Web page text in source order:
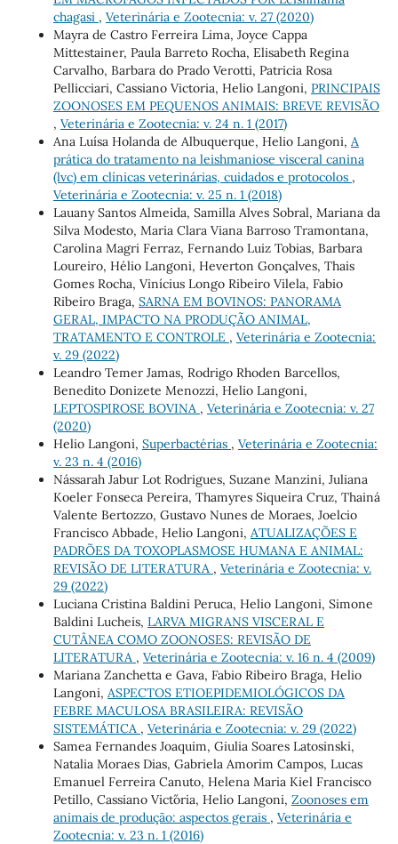
chagasi , Veterinária e Zootecnia: v. 27 (2020)
Mayra de Castro Ferreira Lima, Joyce Cappa
Mittestainer, Paula Barreto Rocha, Elisabeth Regina
Carvalho, Barbara do Prado Verotti, Patricia Rosa
Pellicciari, Cassiano Victoria, Helio Langoni, PRINCIPAIS
ZOONOSES EM PEQUENOS ANIMAIS: BREVE REVISÃO
, Veterinária e Zootecnia: v. 24 n. 1 (2017)
Ana Luísa Holanda de Albuquerque, Helio Langoni, A
prática do tratamento na leishmaniose visceral canina
(lvc) em clínicas veterinárias, cuidados e protocolos ,
Veterinária e Zootecnia: v. 25 n. 1 (2018)
Lauany Santos Almeida, Samilla Alves Sobral, Mariana da
Silva Modesto, Maria Clara Viana Barroso Tramontana,
Carolina Magri Ferraz, Fernando Luiz Tobias, Barbara
Loureiro, Hélio Langoni, Heverton Gonçalves, Thais
Gomes Rocha, Vinícius Longo Ribeiro Vilela, Fabio
Ribeiro Braga, SARNA EM BOVINOS: PANORAMA
GERAL, IMPACTO NA PRODUÇÃO ANIMAL,
TRATAMENTO E CONTROLE , Veterinária e Zootecnia:
v. 29 (2022)
Leandro Temer Jamas, Rodrigo Rhoden Barcellos,
Benedito Donizete Menozzi, Helio Langoni,
LEPTOSPIROSE BOVINA , Veterinária e Zootecnia: v. 27
(2020)
Helio Langoni, Superbactérias , Veterinária e Zootecnia:
v. 23 n. 4 (2016)
Nássarah Jabur Lot Rodrigues, Suzane Manzini, Juliana
Koeler Fonseca Pereira, Thamyres Siqueira Cruz, Thainá
Valente Bertozzo, Gustavo Nunes de Moraes, Joelcio
Francisco Abbade, Helio Langoni, ATUALIZAÇÕES E
PADRÕES DA TOXOPLASMOSE HUMANA E ANIMAL:
REVISÃO DE LITERATURA , Veterinária e Zootecnia: v.
29 (2022)
Luciana Cristina Baldini Peruca, Helio Langoni, Simone
Baldini Lucheis, LARVA MIGRANS VISCERAL E
CUTÂNEA COMO ZOONOSES: REVISÃO DE
LITERATURA , Veterinária e Zootecnia: v. 16 n. 4 (2009)
Mariana Zanchetta e Gava, Fabio Ribeiro Braga, Helio
Langoni, ASPECTOS ETIOEPIDEMIOLÓGICOS DA
FEBRE MACULOSA BRASILEIRA: REVISÃO
SISTEMÁTICA , Veterinária e Zootecnia: v. 29 (2022)
Samea Fernandes Joaquim, Giulia Soares Latosinski,
Natalia Moraes Dias, Gabriela Amorim Campos, Lucas
Emanuel Ferreira Canuto, Helena Maria Kiel Francisco
Petillo, Cassiano Vict´ória, Helio Langoni, Zoonoses em
animais de produção: aspectos gerais , Veterinária e
Zootecnia: v. 23 n. 1 (2016)